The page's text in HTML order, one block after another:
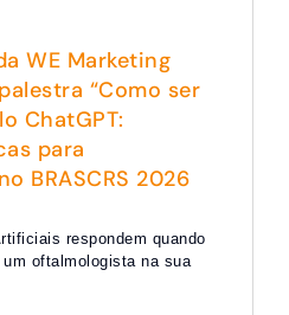
WE Marketing
“Como ser
ChatGPT:
para
BRASCRS 2026
respondem quando
oftalmologista na sua